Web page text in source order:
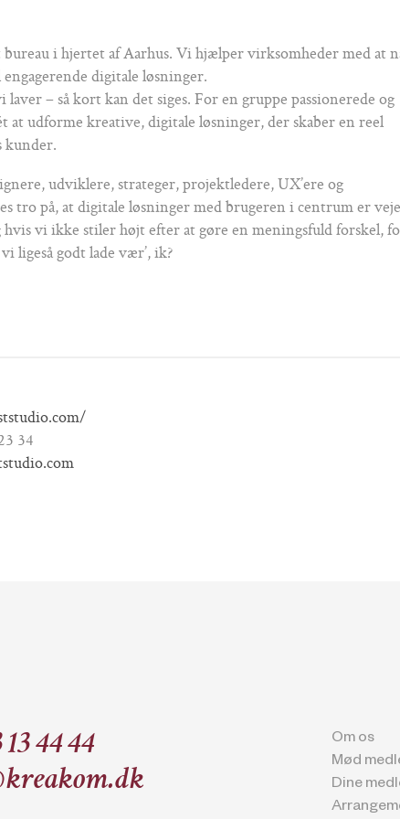
i hjertet af Aarhus. Vi hjælper virksomheder med at
digitale løsninger.
– så kort kan det siges. For en gruppe passionerede og
at udforme kreative, digitale løsninger, der skaber en reel
kunder.
udviklere, strateger, projektledere, UX’ere og
tro på, at digitale løsninger med brugeren i centrum er
vi ikke stiler højt efter at gøre en meningsfuld forskel,
ligeså godt lade vær’, ik?
34
44 44
Om os
Mød
Dine